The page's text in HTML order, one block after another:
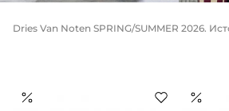
Dries Van Noten SPRING/SUMMER 2026.